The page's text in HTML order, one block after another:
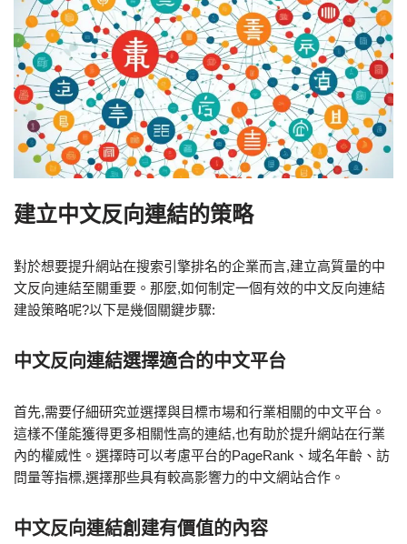
建立中文反向連結的策略
對於想要提升網站在搜索引擎排名的企業而言,建立高質量的中
文反向連結至關重要。那麼,如何制定一個有效的中文反向連結
建設策略呢?以下是幾個關鍵步驟:
中文反向連結選擇適合的中文平台
首先,需要仔細研究並選擇與目標市場和行業相關的中文平台。
這樣不僅能獲得更多相關性高的連結,也有助於提升網站在行業
內的權威性。選擇時可以考慮平台的PageRank、域名年齡、訪
問量等指標,選擇那些具有較高影響力的中文網站合作。
中文反向連結創建有價值的內容